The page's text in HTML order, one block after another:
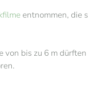
entnommen, die
bis zu 6 m